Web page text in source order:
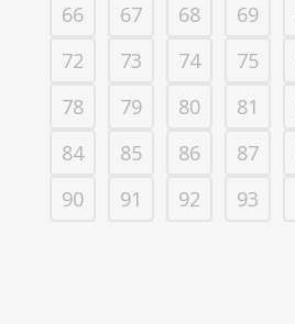
66
67 68 69
72
73 74 75
78
79 80 81
84
85 86 87
90
91 92 93